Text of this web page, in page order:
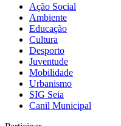
Ação Social
Ambiente
Educação
Cultura
Desporto
Juventude
Mobilidade
Urbanismo
SIG Seia
Canil Municipal